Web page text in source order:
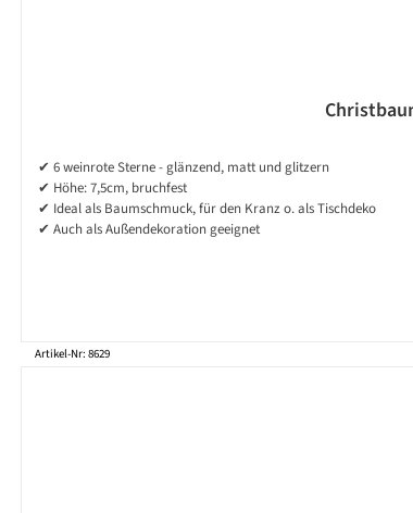
✔ 6 weinrote Sterne - glänzend, matt und glitzern
✔ Höhe: 7,5cm, bruchfest
✔ Ideal als Baumschmuck, für den Kranz o. als Tischdeko
✔ Auch als Außendekoration geeignet
Artikel-Nr: 8629